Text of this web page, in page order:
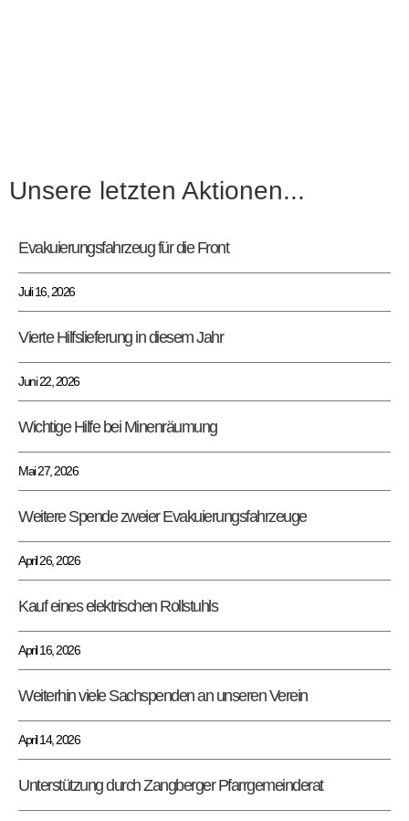
Unsere letzten Aktionen...
Evakuierungsfahrzeug für die Front
Juli 16, 2026
Vierte Hilfslieferung in diesem Jahr
Juni 22, 2026
Wichtige Hilfe bei Minenräumung
Mai 27, 2026
Weitere Spende zweier Evakuierungsfahrzeuge
April 26, 2026
Kauf eines elektrischen Rollstuhls
April 16, 2026
Weiterhin viele Sachspenden an unseren Verein
April 14, 2026
Unterstützung durch Zangberger Pfarrgemeinderat